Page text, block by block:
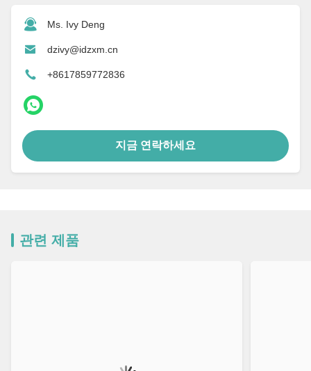
Ms. Ivy Deng
dzivy@idzxm.cn
+8617859772836
지금 연락하세요
관련 제품